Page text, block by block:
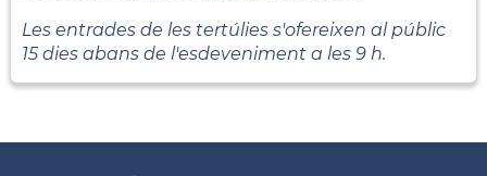
Les entrades de les tertúlies s'ofereixen al públic
15 dies abans de l'esdeveniment a les 9 h.